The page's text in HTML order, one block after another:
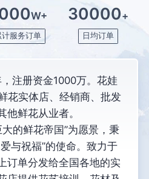
W+
计服务订单
30000+
日均订单
注册资金1000万。花娃
花实体店、经销商、批发
他鲜花从业者。
的鲜花帝国”为愿景，秉
与祝福”的使命。致力于
订单分发给全国各地的实